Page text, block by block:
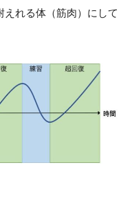
れる体（筋肉）にして